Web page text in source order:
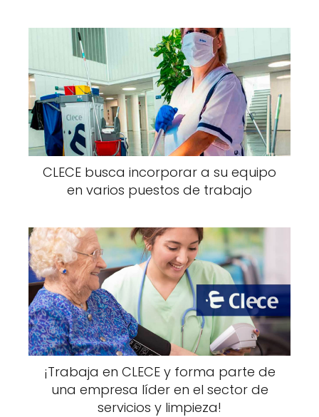
CLECE busca incorporar a su equipo
en varios puestos de trabajo
¡Trabaja en CLECE y forma parte de
una empresa líder en el sector de
servicios y limpieza!